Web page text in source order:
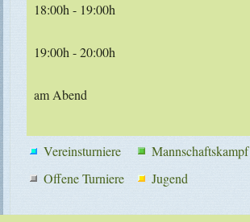
18:00h - 19:00h
19:00h - 20:00h
am Abend
Vereinsturniere Mannschaftskampf
Offene Turniere
Jugend